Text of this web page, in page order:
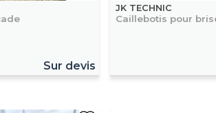
Sur devis
JK TECHNIC
Caillebotis pour